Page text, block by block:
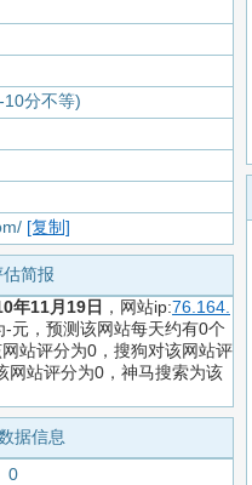
分不等)
[复制]
简报
年11月19日 ，网站ip:76.164.
元，预测该网站每天约有0个
站评分为0，搜狗对该网站评
网站评分为0，神马搜索为该
据信息
0